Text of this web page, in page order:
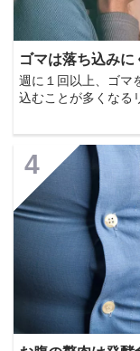
ゴマは落ち込みに
週に１回以上、ゴマ
込むことが多くなる
4